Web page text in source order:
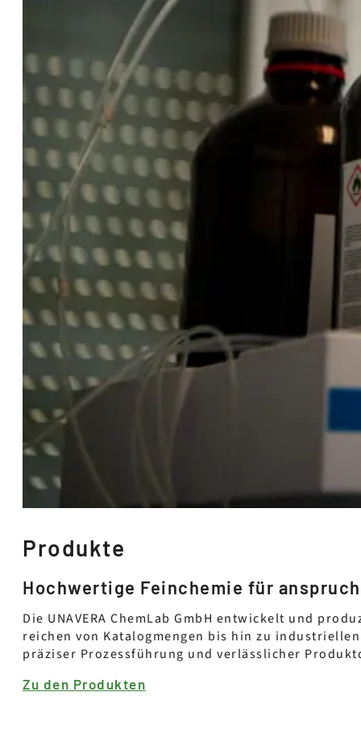
Produkte
Hochwertige Feinchemie für
Die UNAVERA ChemLab GmbH entwickelt und
reichen von Katalogmengen bis hin zu
präziser Prozessführung und verlässlicher
Zu den Produkten